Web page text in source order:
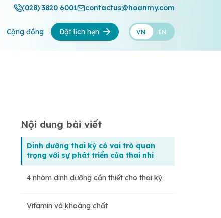
(028) 3820 6001 contactus@hoanmy.com
Cộng đồng Đặt lịch hẹn VN EN
Nội dung bài viết
Dinh dưỡng thai kỳ có vai trò quan
trọng với sự phát triển của thai nhi
4 nhóm dinh dưỡng cần thiết cho thai kỳ
Vitamin và khoáng chất